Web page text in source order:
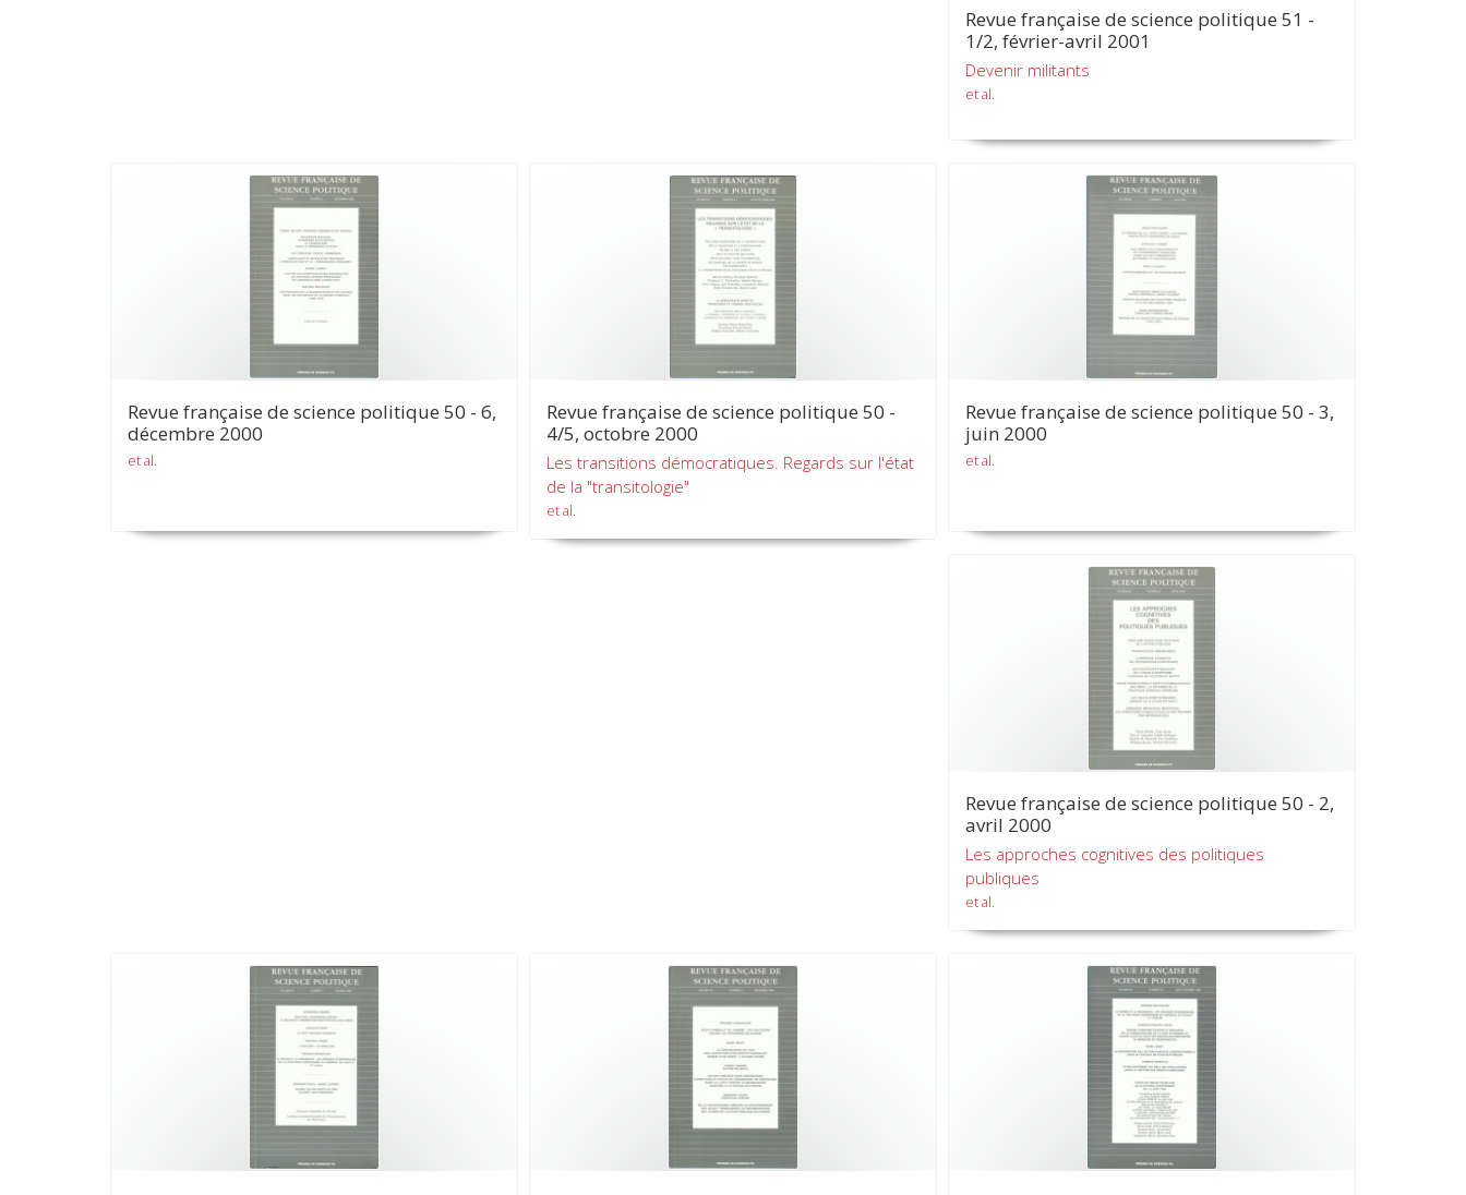
Revue française de science politique 51 -
1/2, février-avril 2001
Devenir militants
et al.
Revue française de science politique 50 - 6,
décembre 2000
et al.
Revue française de science politique 50 -
4/5, octobre 2000
Les transitions démocratiques. Regards sur l'état
de la "transitologie"
et al.
Revue française de science politique 50 - 3,
juin 2000
et al.
Revue française de science politique 50 - 2,
avril 2000
Les approches cognitives des politiques
publiques
et al.